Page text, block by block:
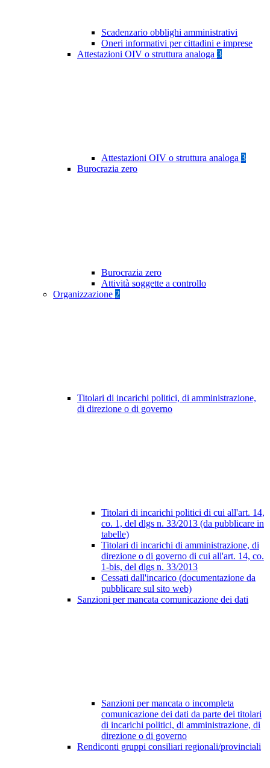
Scadenzario obblighi amministrativi
Oneri informativi per cittadini e imprese
Attestazioni OIV o struttura analoga 3
Attestazioni OIV o struttura analoga 3
Burocrazia zero
Burocrazia zero
Attività soggette a controllo
Organizzazione 2
Titolari di incarichi politici, di amministrazione,
di direzione o di governo
Titolari di incarichi politici di cui all'art. 14,
co. 1, del dlgs n. 33/2013 (da pubblicare in
tabelle)
Titolari di incarichi di amministrazione, di
direzione o di governo di cui all'art. 14, co.
1-bis, del dlgs n. 33/2013
Cessati dall'incarico (documentazione da
pubblicare sul sito web)
Sanzioni per mancata comunicazione dei dati
Sanzioni per mancata o incompleta
comunicazione dei dati da parte dei titolari
di incarichi politici, di amministrazione, di
direzione o di governo
Rendiconti gruppi consiliari regionali/provinciali